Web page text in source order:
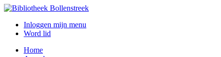
Inloggen mijn menu
Word lid
Home